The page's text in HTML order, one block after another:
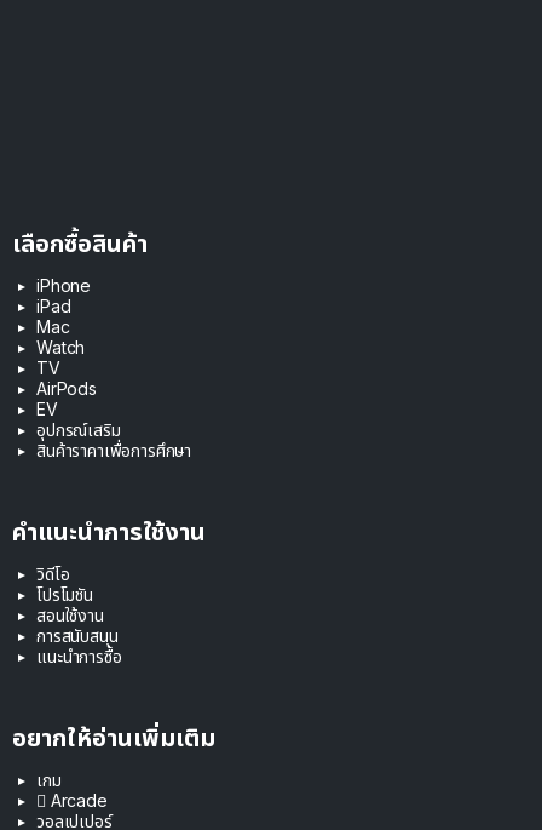
เลือกซื้อสินค้า
iPhone
iPad
Mac
Watch
TV
AirPods
EV
อุปกรณ์เสริม
สินค้าราคาเพื่อการศึกษา
คำแนะนำการใช้งาน
วิดีโอ
โปรโมชัน
สอนใช้งาน
การสนับสนุน
แนะนำการซื้อ
อยากให้อ่านเพิ่มเติม
เกม
 Arcade
วอลเปเปอร์